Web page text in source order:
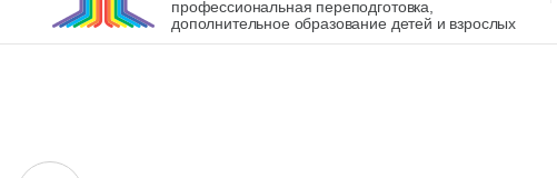
профессиональная переподготовка,
дополнительное образование детей и взрослых